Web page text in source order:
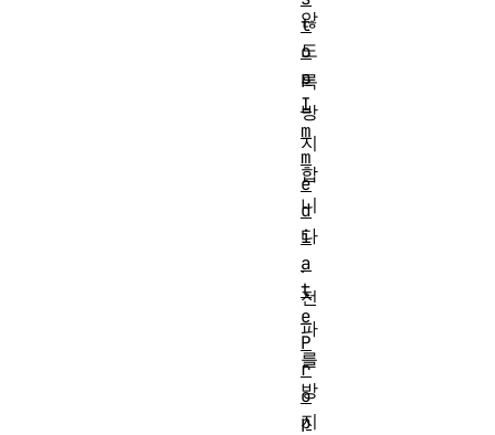
않
도
록
방
지
합
니
다
.
전
파
를
방
지
t
o
p
I
m
m
e
d
i
a
t
e
P
r
o
p